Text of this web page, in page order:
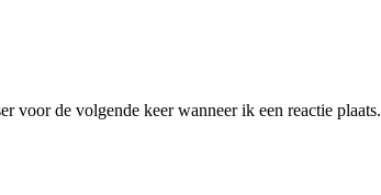
voor de volgende keer wanneer ik een reactie plaats.